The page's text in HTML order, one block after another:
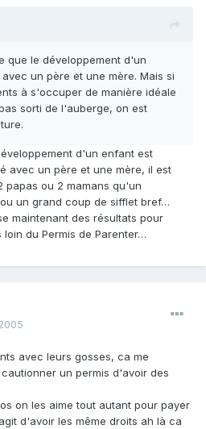
que le développement d'un
un père et une mère. Mais si
à s'occuper de manière idéale
sorti de l'auberge, on est
d'un enfant est
avec un père et une mère, il est
ou 2 mamans qu'un
un grand coup de sifflet bref…
maintenant des résultats pour
du Permis de Parenter…
avec leurs gosses, ca me
un permis d'avoir des
on les aime tout autant pour payer
d'avoir les même droits ah là ca